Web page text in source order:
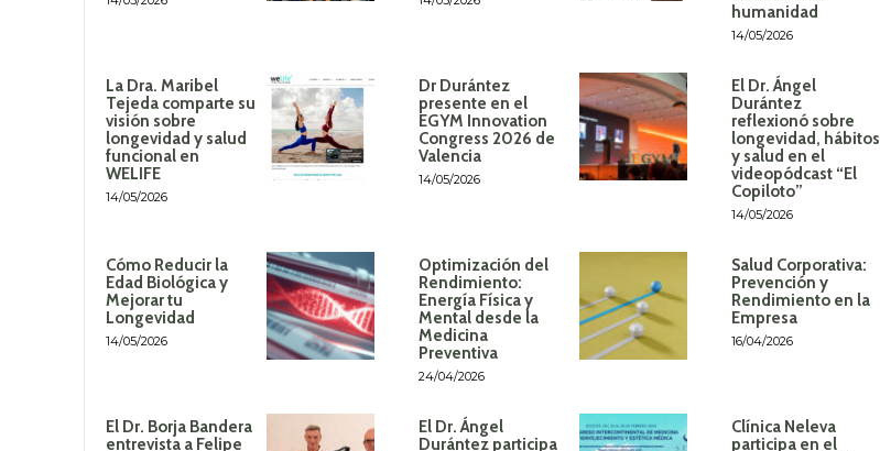
humanidad
14/05/2026
La Dra. Maribel
Tejeda comparte su
visión sobre
longevidad y salud
funcional en
WELIFE
14/05/2026
Dr Durántez
presente en el
EGYM Innovation
Congress 2026 de
Valencia
14/05/2026
El Dr. Ángel
Durántez
reflexionó sobre
longevidad, hábitos
y salud en el
videopódcast “El
Copiloto”
14/05/2026
Cómo Reducir la
Edad Biológica y
Mejorar tu
Longevidad
14/05/2026
Optimización del
Rendimiento:
Energía Física y
Mental desde la
Medicina
Preventiva
24/04/2026
Salud Corporativa:
Prevención y
Rendimiento en la
Empresa
16/04/2026
El Dr. Borja Bandera
entrevista a Felipe
El Dr. Ángel
Durántez participa
Clínica Neleva
participa en el